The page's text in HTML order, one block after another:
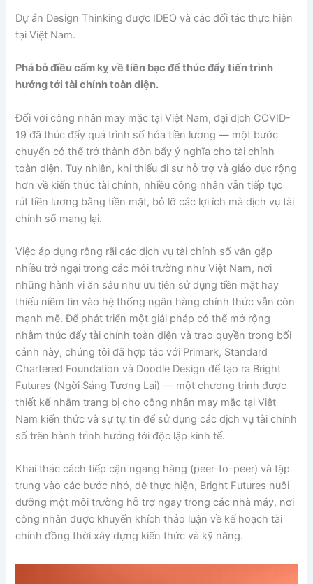
Dự án Design Thinking được IDEO và các đối tác thực hiện
tại Việt Nam.
Phá bỏ điều cấm kỵ về tiền bạc để thúc đẩy tiến trình
hướng tới tài chính toàn diện.
Đối với công nhân may mặc tại Việt Nam, đại dịch COVID-
19 đã thúc đẩy quá trình số hóa tiền lương — một bước
chuyển có thể trở thành đòn bẩy ý nghĩa cho tài chính
toàn diện. Tuy nhiên, khi thiếu đi sự hỗ trợ và giáo dục rộng
hơn về kiến thức tài chính, nhiều công nhân vẫn tiếp tục
rút tiền lương bằng tiền mặt, bỏ lỡ các lợi ích mà dịch vụ tài
chính số mang lại.
Việc áp dụng rộng rãi các dịch vụ tài chính số vẫn gặp
nhiều trở ngại trong các môi trường như Việt Nam, nơi
những hành vi ăn sâu như ưu tiên sử dụng tiền mặt hay
thiếu niềm tin vào hệ thống ngân hàng chính thức vẫn còn
mạnh mẽ. Để phát triển một giải pháp có thể mở rộng
nhằm thúc đẩy tài chính toàn diện và trao quyền trong bối
cảnh này, chúng tôi đã hợp tác với Primark, Standard
Chartered Foundation và Doodle Design để tạo ra Bright
Futures (Ngời Sáng Tương Lai) — một chương trình được
thiết kế nhằm trang bị cho công nhân may mặc tại Việt
Nam kiến thức và sự tự tin để sử dụng các dịch vụ tài chính
số trên hành trình hướng tới độc lập kinh tế.
Khai thác cách tiếp cận ngang hàng (peer-to-peer) và tập
trung vào các bước nhỏ, dễ thực hiện, Bright Futures nuôi
dưỡng một môi trường hỗ trợ ngay trong các nhà máy, nơi
công nhân được khuyến khích thảo luận về kế hoạch tài
chính đồng thời xây dựng kiến thức và kỹ năng.